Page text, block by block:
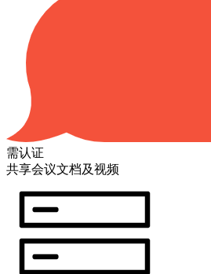
需认证
共享会议文档及视频